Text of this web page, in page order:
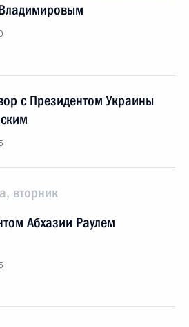
с Президентом Украины
вторник
Абхазии Раулем